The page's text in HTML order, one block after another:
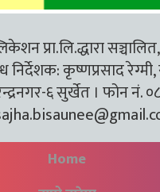
प्रा.लि.द्धारा
निर्देशक: कृष्णप्रसाद
६ सुर्खेत । फोन नं.
Home